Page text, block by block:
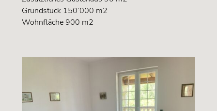
Grundstück 150’000 m2
Wohnfläche 900 m2